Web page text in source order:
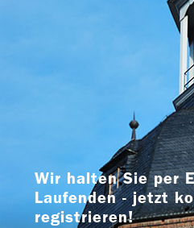
Wir halten Sie per
Laufenden - jetzt
registrieren!